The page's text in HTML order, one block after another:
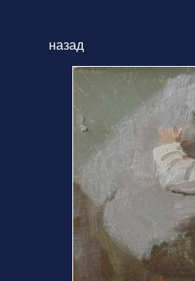
назад